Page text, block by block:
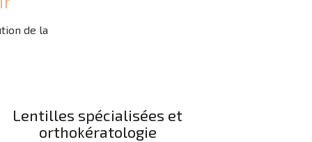
de la
Lentilles spécialisées et
orthokératologie